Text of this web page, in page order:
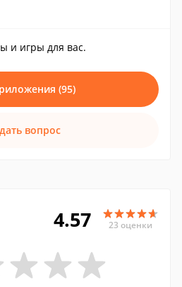
и игры для вас.
(95)
вопрос
4.57 23 оценки